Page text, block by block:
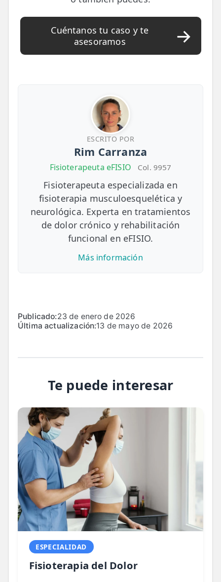
Cuéntanos tu caso y te
asesoramos
ESCRITO POR
Rim Carranza
Fisioterapeuta eFISIO Col. 9957
Fisioterapeuta especializada en
fisioterapia musculoesquelética y
neurológica. Experta en tratamientos
de dolor crónico y rehabilitación
funcional en eFISIO.
Más información
Publicado:23 de enero de 2026
Última actualización:13 de mayo de 2026
Te puede interesar
ESPECIALIDAD
Fisioterapia del Dolor